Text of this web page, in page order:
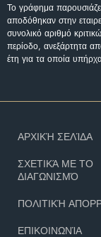
Το γράφημα
αποδόθηκαν στην
συνολικό αριθμό
περίοδο, ανεξάρτητα
έτη για τα οποία
ΑΡΧΙΚΉ ΣΕΛΊΔΑ
ΣΧΕΤΙΚΆ ΜΕ ΤΟ
ΔΙΑΓΩΝΙΣΜΌ
ΠΟΛΙΤΙΚΉ
ΕΠΙΚΟΙΝΩΝΊΑ